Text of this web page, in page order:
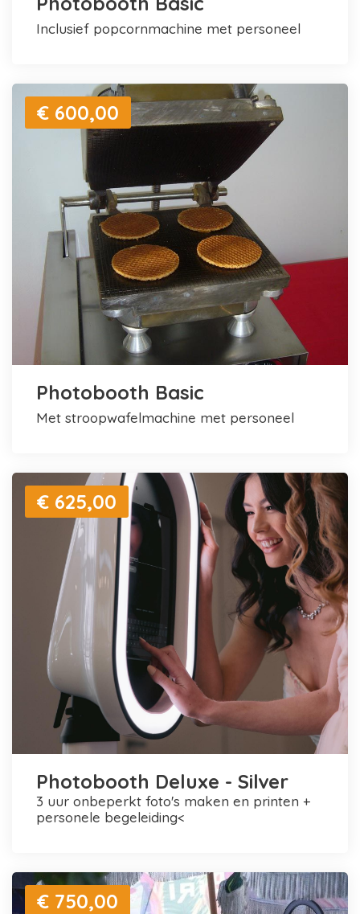
inclusief popcornmachine met personeel
€ 600,00
Photobooth Basic
met stroopwafelmachine met personeel
€ 625,00
Photobooth Deluxe - Silver
3 uur onbeperkt foto's maken en printen +
personele begeleiding<
€ 750,00